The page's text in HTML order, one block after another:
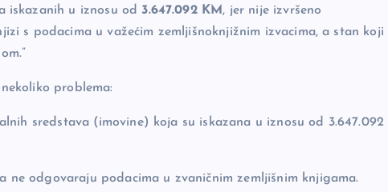
iskazanih u iznosu od 3.647.092 KM , jer nije izvršeno
s podacima u važećim zemljišnoknjižnim izvacima, a stan koji
problema:
sredstava (imovine) koja su iskazana u iznosu od 3.647.092
ne odgovaraju podacima u zvaničnim zemljišnim knjigama.